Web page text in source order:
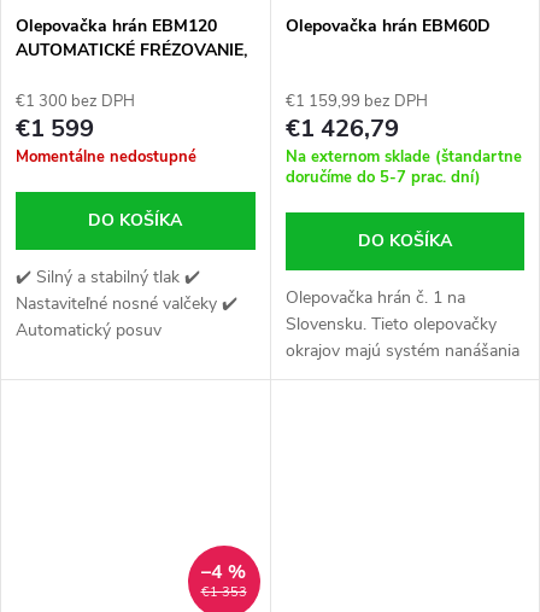
Olepovačka hrán EBM120
AUTOMATICKÉ FRÉZOVANIE,
EXTRAKTOR
€1 300 bez DPH
€1 599
Momentálne nedostupné
DO KOŠÍKA
✔️ Silný a stabilný tlak ✔️
Nastaviteľné nosné valčeky ✔️
Automatický posuv
Olepovačka hrán EBM60D
€1 159,99 bez DPH
€1 426,79
Na externom sklade (štandartne
doručíme do 5-7 prac. dní)
DO KOŠÍKA
Olepovačka hrán č. 1 na
Slovensku. Tieto olepovačky
okrajov majú systém nanášania
dvojitého lepidla. Špeciálny
€1 353
–4 %